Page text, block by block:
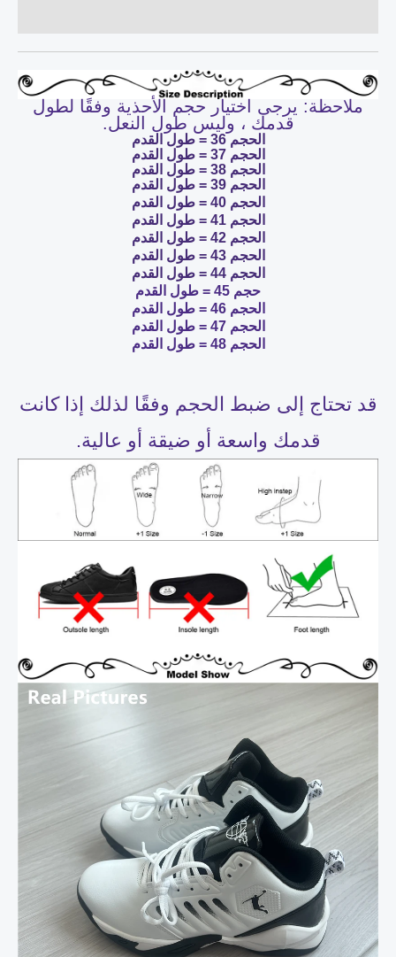
ملاحظة: يرجى اختيار حجم الأحذية وفقًا لطول
قدمك ، وليس طول النعل.
الحجم 36 = طول القدم
الحجم 37 = طول القدم
الحجم 38 = طول القدم
الحجم 39 = طول القدم
الحجم 40 = طول القدم
الحجم 41 = طول القدم
الحجم 42 = طول القدم
الحجم 43 = طول القدم
الحجم 44 = طول القدم
حجم 45 = طول القدم
الحجم 46 = طول القدم
الحجم 47 = طول القدم
الحجم 48 = طول القدم
قد تحتاج إلى ضبط الحجم وفقًا لذلك إذا كانت
قدمك واسعة أو ضيقة أو عالية.